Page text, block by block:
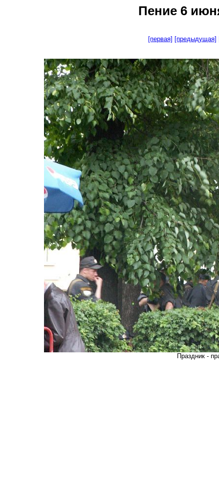
Пение 6
[первая] [предыдущая]
Праздник -